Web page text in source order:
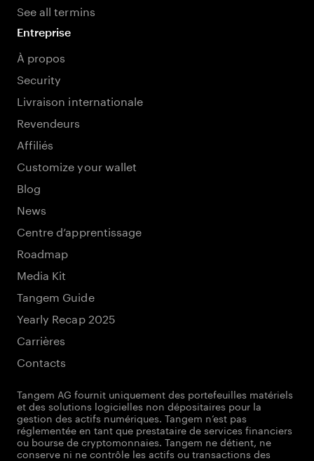
See all termins
Entreprise
À propos
Security
Livraison internationale
Revendeurs
Affiliés
Customize your wallet
Blog
News
Centre d’apprentissage
Roadmap
Media Kit
Tangem Guide
Yearly Recap 2025
Carrières
Contacts
Tangem AG fournit uniquement des portefeuilles matériels
et des solutions logicielles non dépositaires pour la
gestion des actifs numériques. Tangem n’est pas
réglementée en tant que prestataire de services financiers
ou bourse de cryptomonnaies. Tangem ne détient, ne
conserve ni ne contrôle les actifs ou transactions des